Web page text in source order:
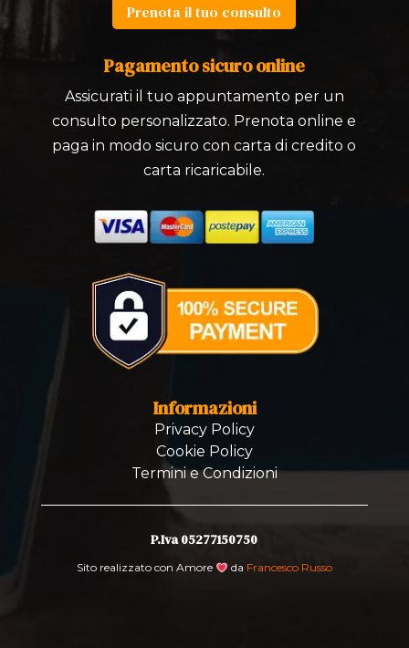
Prenota il tuo consulto
Pagamento sicuro online
Assicurati il tuo appuntamento per un
consulto personalizzato. Prenota online e
paga in modo sicuro con carta di credito o
carta ricaricabile.
Informazioni
Privacy Policy
Cookie Policy
Termini e Condizioni
P.Iva 05277150750
Sito realizzato con Amore da Francesco Russo